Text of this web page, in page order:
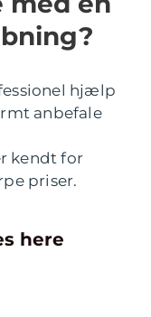
hjælp
anbefale
kendt for
priser.
here